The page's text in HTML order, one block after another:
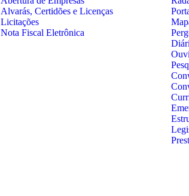
Alvarás, Certidões e Licenças
Licitações
Nota Fiscal Eletrônica